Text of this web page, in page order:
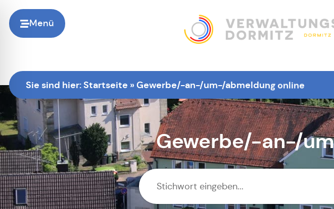
Menü
Sie sind hier:Startseite »Gewerbe/-an-/um-/abmeldung online
Gewerbe/-an-/